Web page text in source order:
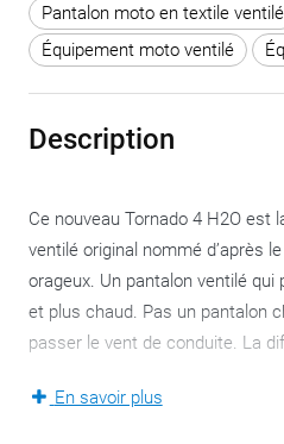
Pantalon moto en textile ventilé
Équipement moto ventilé
Description
Ce nouveau Tornado 4 H2O est
ventilé original nommé d’après
orageux. Un pantalon ventilé
et plus chaud. Pas un pantalon
passer le vent de conduite. La
Le Tornado 4 H2O – disponible
En savoir plus